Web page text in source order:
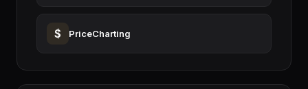
$ PriceCharting